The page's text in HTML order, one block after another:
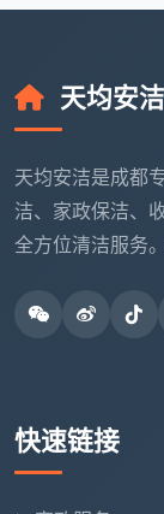
条颜色发黑
务。专业的
事前主动
话：“咱家
洗和里外擦
减少现场精
不是随机的粗
除菌于一体的
天均安
天均安洁是成都
洁、家政保洁、
全方位清洁服务
快速链接